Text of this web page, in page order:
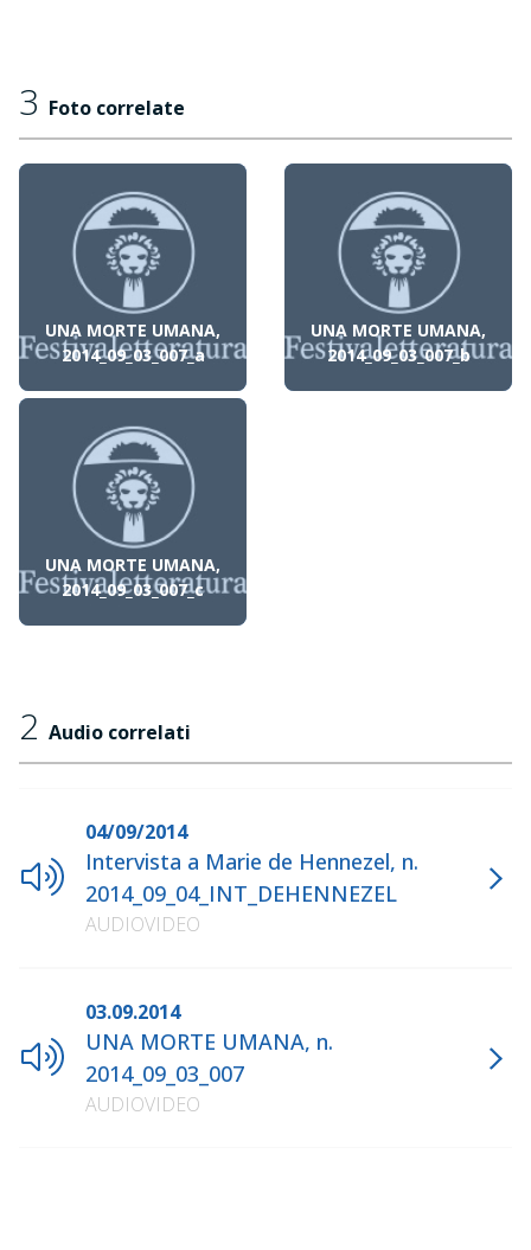
3 Foto correlate
UNA MORTE UMANA,
2014_09_03_007_a
UNA MORTE UMANA,
2014_09_03_007_b
UNA MORTE UMANA,
2014_09_03_007_c
2 Audio correlati
04/09/2014
Intervista a Marie de Hennezel, n.
2014_09_04_INT_DEHENNEZEL
AUDIOVIDEO
03.09.2014
UNA MORTE UMANA, n.
2014_09_03_007
AUDIOVIDEO